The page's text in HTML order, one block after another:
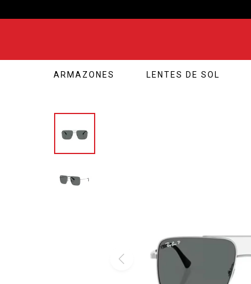
ARMAZONES LENTES DE SOL